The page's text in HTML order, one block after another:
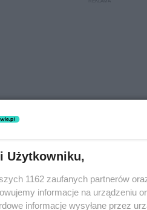
Zdrowo Odpytani,
Użytkowniku,
1162 zaufanych partnerów
informacje na urządzeniu
informacje wysyłane przez